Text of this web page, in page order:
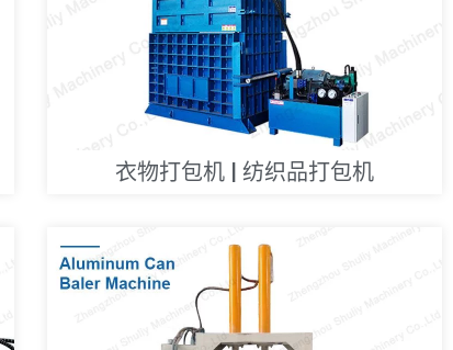
衣物打包机 | 纺织品打包机